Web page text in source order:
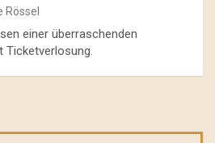
Rössel
einer überraschenden